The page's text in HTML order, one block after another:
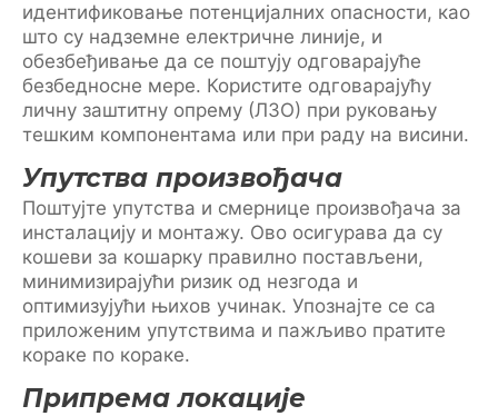
идентификовање потенцијалних опасности, као
што су надземне електричне линије, и
обезбеђивање да се поштују одговарајуће
безбедносне мере. Користите одговарајућу
личну заштитну опрему (ЛЗО) при руковању
тешким компонентама или при раду на висини.
Упутства произвођача
Поштујте упутства и смернице произвођача за
инсталацију и монтажу. Ово осигурава да су
кошеви за кошарку правилно постављени,
минимизирајући ризик од незгода и
оптимизујући њихов учинак. Упознајте се са
приложеним упутствима и пажљиво пратите
кораке по кораке.
Припрема локације